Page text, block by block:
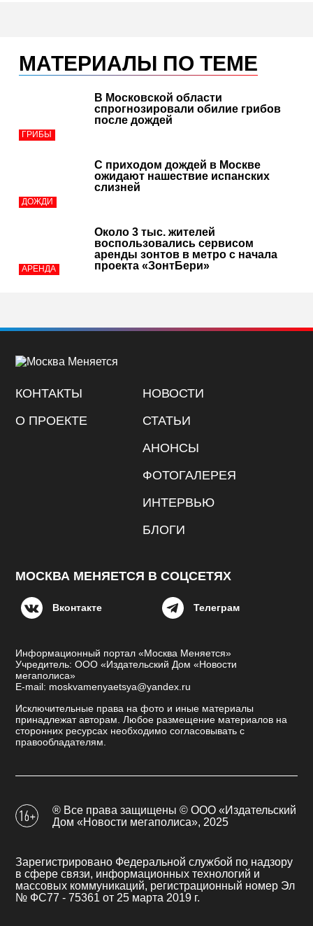
МАТЕРИАЛЫ ПО ТЕМЕ
ГРИБЫ
В Московской области
спрогнозировали обилие грибов
после дождей
ДОЖДИ
С приходом дождей в Москве
ожидают нашествие испанских
слизней
АРЕНДА
Около 3 тыс. жителей
воспользовались сервисом
аренды зонтов в метро с начала
проекта «ЗонтБери»
КОНТАКТЫ
О ПРОЕКТЕ
НОВОСТИ
СТАТЬИ
АНОНСЫ
ФОТОГАЛЕРЕЯ
ИНТЕРВЬЮ
БЛОГИ
МОСКВА МЕНЯЕТСЯ В СОЦСЕТЯХ
Вконтакте Телеграм
Информационный портал «Москва Меняется»
Учредитель: ООО «Издательский Дом «Новости
мегаполиса»
E-mail: moskvamenyaetsya@yandex.ru
Исключительные права на фото и иные материалы
принадлежат авторам. Любое размещение материалов на
сторонних ресурсах необходимо согласовывать с
правообладателям.
® Все права защищены © ООО «Издательский
Дом «Новости мегаполиса», 2025
Зарегистрировано Федеральной службой по надзору
в сфере связи, информационных технологий и
массовых коммуникаций, регистрационный номер Эл
№ ФС77 - 75361 от 25 марта 2019 г.